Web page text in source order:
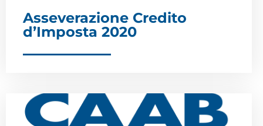
Asseverazione Credito
d’Imposta 2020